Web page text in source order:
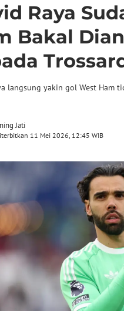
Raya
Bakal
langsung yakin gol West Ham
Jati
11 Mei 2026, 12:45 WIB